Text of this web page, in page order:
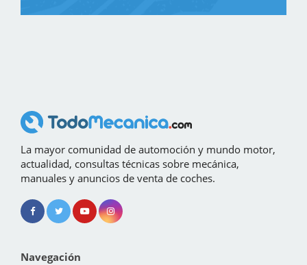
La mayor comunidad de automoción y mundo motor,
actualidad, consultas técnicas sobre mecánica,
manuales y anuncios de venta de coches.
Navegación